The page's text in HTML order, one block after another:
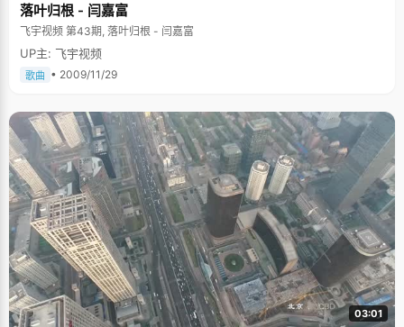
落叶归根 - 闫嘉富
飞宇视频 第43期, 落叶归根 - 闫嘉富
UP主: 飞宇视频
歌曲 • 2009/11/29
03:01